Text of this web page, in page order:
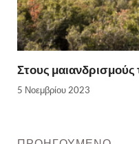
Στους
5 Νοεμβρίου 2023